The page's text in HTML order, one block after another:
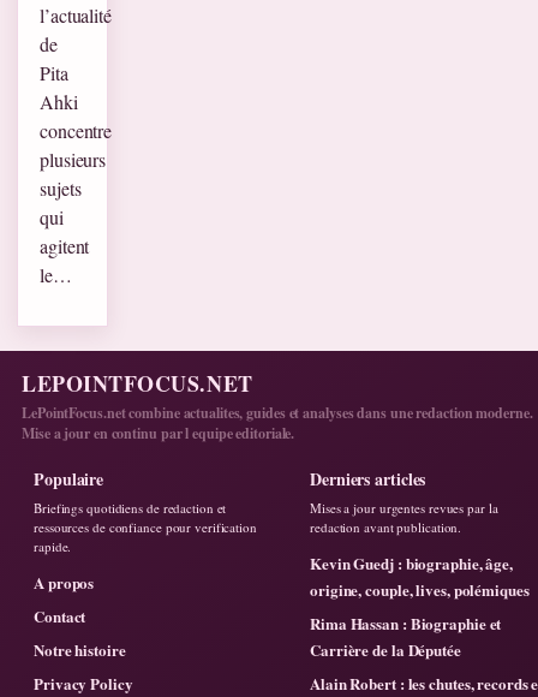
l’actualité
de
Pita
Ahki
concentre
plusieurs
sujets
qui
agitent
le…
LEPOINTFOCUS.NET
LePointFocus.net combine actualites, guides et analyses dans une redaction moderne.
Mise a jour en continu par l equipe editoriale.
Populaire
Briefings quotidiens de redaction et
ressources de confiance pour verification
rapide.
A propos
Contact
Notre histoire
Privacy Policy
Derniers articles
Mises a jour urgentes revues par la
redaction avant publication.
Kevin Guedj : biographie, âge,
origine, couple, lives, polémiques
Rima Hassan : Biographie et
Carrière de la Députée
Alain Robert : les chutes, records